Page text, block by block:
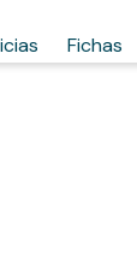
Fichas